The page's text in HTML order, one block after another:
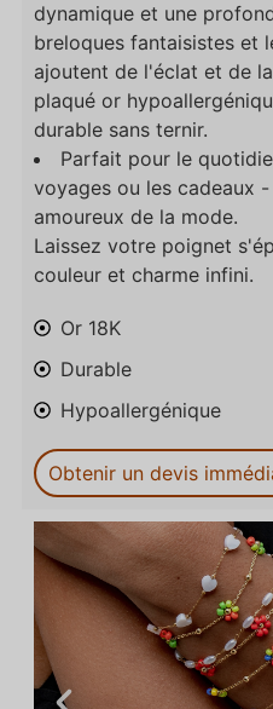
dynamique et une
breloques fantaisistes et
ajoutent de l'éclat et de
plaqué or
durable sans ternir.
Parfait pour le
voyages ou les cadeaux
amoureux de la mode.
Laissez votre poignet
couleur et charme infini.
Or 18K
Durable
Hypoallergénique
Obtenir un devis